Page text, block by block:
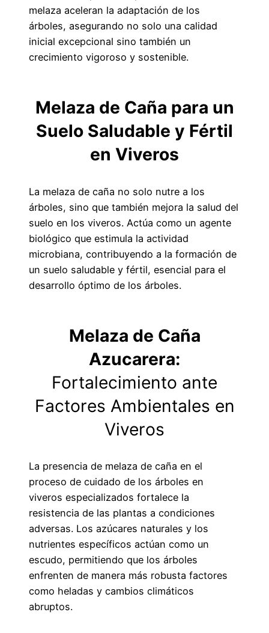
melaza aceleran la adaptación de los
árboles, asegurando no solo una calidad
inicial excepcional sino también un
crecimiento vigoroso y sostenible.
Melaza de Caña para un
Suelo Saludable y Fértil
en Viveros
La melaza de caña no solo nutre a los
árboles, sino que también mejora la salud del
suelo en los viveros. Actúa como un agente
biológico que estimula la actividad
microbiana, contribuyendo a la formación de
un suelo saludable y fértil, esencial para el
desarrollo óptimo de los árboles.
Melaza de Caña
Azucarera:
Fortalecimiento ante
Factores Ambientales en
Viveros
La presencia de melaza de caña en el
proceso de cuidado de los árboles en
viveros especializados fortalece la
resistencia de las plantas a condiciones
adversas. Los azúcares naturales y los
nutrientes específicos actúan como un
escudo, permitiendo que los árboles
enfrenten de manera más robusta factores
como heladas y cambios climáticos
abruptos.